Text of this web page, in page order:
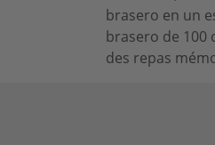
brasero en un
brasero de 100
des repas